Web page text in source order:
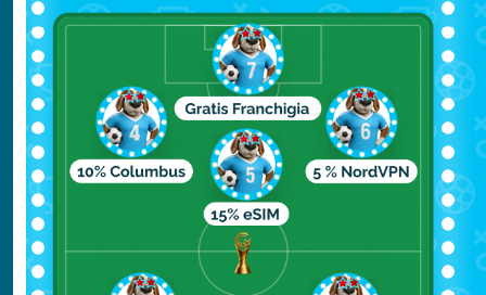
servizioclienti@columbusassicurazioni.it